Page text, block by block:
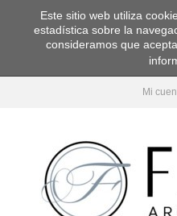
Mi
Este sitio web utiliza
estadística sobre la
consideramos que